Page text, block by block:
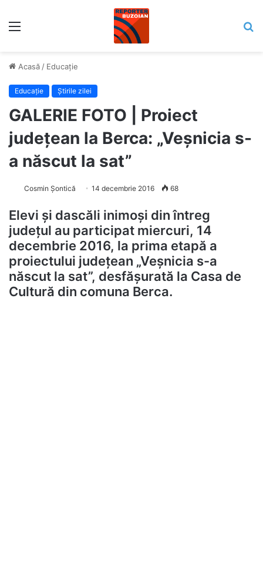
Acasă / Educaţie
Educaţie Știrile zilei
GALERIE FOTO | Proiect
județean la Berca: „Veșnicia s-
a născut la sat”
Cosmin Șontică 14 decembrie 2016 68
Elevi și dascăli inimoși din întreg
județul au participat miercuri, 14
decembrie 2016, la prima etapă a
proiectului județean „Veșnicia s-a
născut la sat”, desfășurată la Casa de
Cultură din comuna Berca.